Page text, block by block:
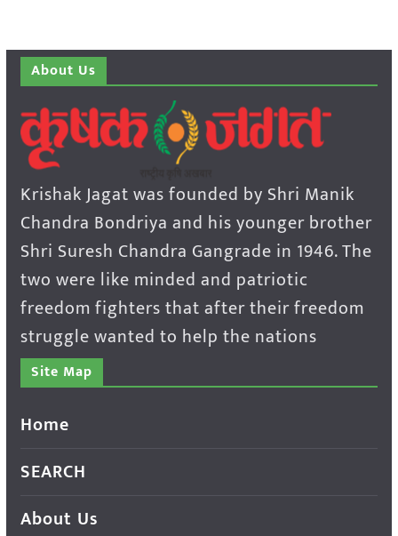
About Us
Krishak Jagat was founded by Shri Manik
Chandra Bondriya and his younger brother
Shri Suresh Chandra Gangrade in 1946. The
two were like minded and patriotic
freedom fighters that after their freedom
struggle wanted to help the nations
Site Map
Home
SEARCH
About Us